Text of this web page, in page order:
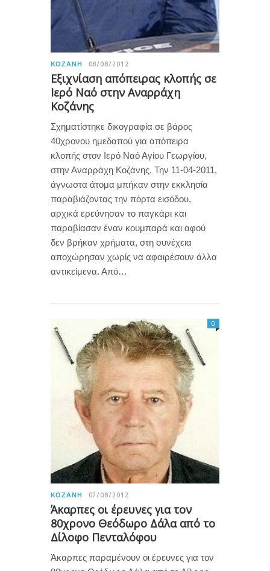
ΚΟΖΆΝΗ 08/08/2012
Εξιχνίαση απόπειρας κλοπής σε
Ιερό Ναό στην Αναρράχη
Κοζάνης
Σχηματίστηκε δικογραφία σε βάρος
40χρονου ημεδαπού για απόπειρα
κλοπής στον Ιερό Ναό Αγίου Γεωργίου,
στην Αναρράχη Κοζάνης. Την 11-04-2011,
άγνωστα άτομα μπήκαν στην εκκλησία
παραβιάζοντας την πόρτα εισόδου,
αρχικά ερεύνησαν το παγκάρι και
παραβίασαν έναν κουμπαρά και αφού
δεν βρήκαν χρήματα, στη συνέχεια
αποχώρησαν χωρίς να αφαιρέσουν άλλα
αντικείμενα. Από…
ΚΟΖΆΝΗ 07/08/2012
Άκαρπες οι έρευνες για τον
80χρονο Θεόδωρο Δάλα από το
Δίλοφο Πενταλόφου
0
Άκαρπες παραμένουν οι έρευνες για τον